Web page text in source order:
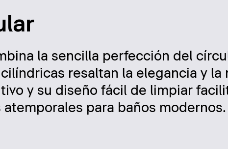
la sencilla perfección del
resaltan la elegancia y la
y su diseño fácil de limpiar
para baños modernos.